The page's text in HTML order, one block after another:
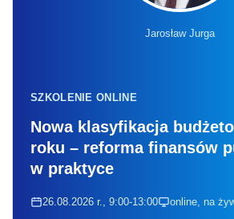
Jarosław Jurga
SZKOLENIE ONLINE
Nowa klasyfikacja
roku – reforma finansów
w praktyce
26.08.2026 r., 9:00-13:00 online, na